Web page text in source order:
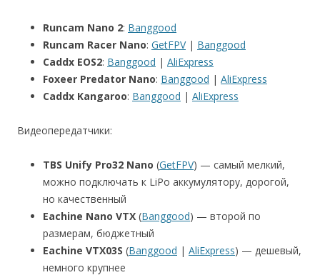
Runcam Nano 2: Banggood
Runcam Racer Nano: GetFPV| Banggood
Caddx EOS2: Banggood | AliExpress
Foxeer Predator Nano: Banggood | AliExpress
Caddx Kangaroo: Banggood | AliExpress
Видеопередатчики:
TBS Unify Pro32 Nano (GetFPV) — самый мелкий,
можно подключать к LiPo аккумулятору, дорогой,
но качественный
Eachine Nano VTX (Banggood) — второй по
размерам, бюджетный
Eachine VTX03S (Banggood | AliExpress) — дешевый,
немного крупнее